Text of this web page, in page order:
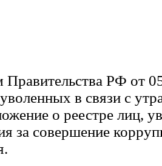
Правительства РФ от
в связи с
о реестре лиц,
за совершение